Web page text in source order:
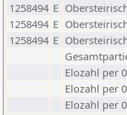
1258494 E
1258494 E
1258494 E
Elozahl per
Elozahl per
Elozahl per